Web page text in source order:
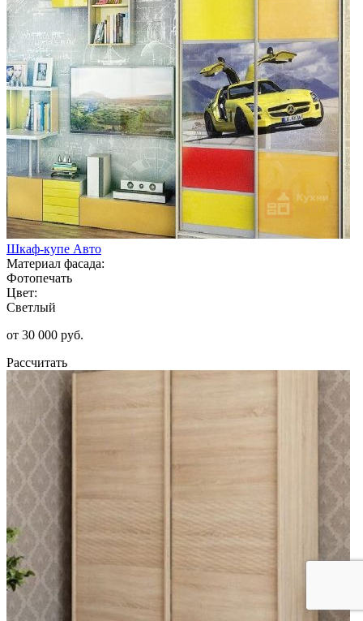
Шкаф-купе Авто
Материал фасада:
Фотопечать
Цвет:
Светлый
от 30 000 руб.
Рассчитать